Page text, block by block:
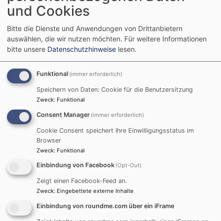
DSV-EKD in unseren
Kitas
Informationen zur
Datenverarbeitung in den
KiTas
Im Rahmen der Novellierung der Datenschutz-
Verordnung der EKD (DSV-EKD) müssen alle
Kindertagesstätten (KiTas) ihre Prozesse zur
Datenverarbeitung dokumentieren. Diese
Informationen werden den Eltern zugänglich gemacht,
damit sie wissen, wie ihre Daten in der KiTa verarbeitet
und Cookies
Bitte die Dienste und Anwendungen von Drittanbietern
auswählen, die wir nutzen möchten. Für weitere Informationen
bitte unsere Datenschutzhinweise lesen.
Funktional (immer erforderlich)
Speichern von Daten: Cookie für die Benutzersitzung
Zweck: Funktional
Consent Manager (immer erforderlich)
Cookie Consent speichert Ihre Einwilligungsstatus im
Browser
Zweck: Funktional
Einbindung von Facebook (Opt-Out)
Zeigt einen Facebook-Feed an.
Zweck: Eingebettete externe Inhalte
Einbindung von roundme.com über ein iFrame